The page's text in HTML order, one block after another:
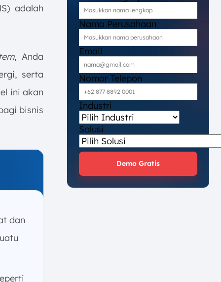
adalah
, Anda
serta
ini akan
bisnis
dan
Nama Perusahaan
Email
Nomor Telepon
Industri
Solusi
Demo Gratis